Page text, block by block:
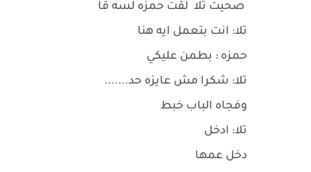
صحيت تلا لقت حمزه لسه قا
تلا: انت بتعمل ايه هنا
حمزه : بطمن عليكي
تلا: شكرا مش عايزه حد.......
وفجاه الباب خبط
تلا: ادخل
دخل عمها